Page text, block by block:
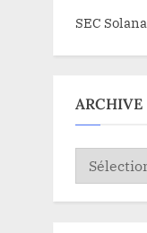
SEC Solana
ARCHIVE
ARCHIVE